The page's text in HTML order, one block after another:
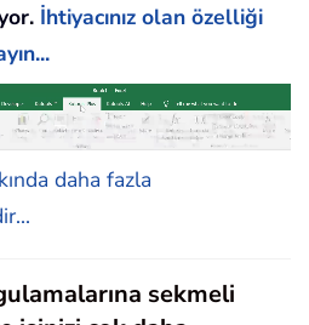
İhtiyacınız olan özelliği
daha fazla
sekmeli